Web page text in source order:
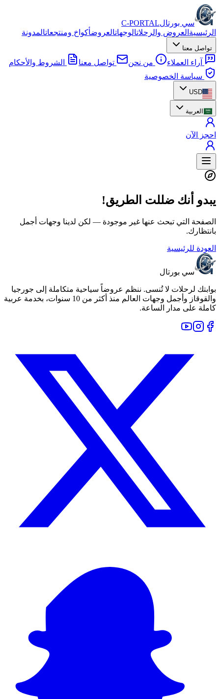
سي بورتالC-PORTAL
الرئيسية العروض والرحلاتالوجهاتالعروضأكواخ ومنتجعاتالمدونة
تواصل معنا
آراء العملاء من نحن تواصل معنا
الشروط والأحكام
سياسة الخصوصية
USD
العربية
احجز الآن
يبدو أنك ضللت الطريق!
الصفحة التي تبحث عنها غير موجودة — لكن لدينا وجهات أجمل
بانتظارك.
العودة للرئيسية
سي بورتال
بوابتك لرحلات لا تُنسى. ننظم عروضاً سياحية متكاملة إلى جورجيا
والقوقاز وأجمل وجهات العالم منذ أكثر من 10 سنوات، بخدمة عربية
كاملة على مدار الساعة.